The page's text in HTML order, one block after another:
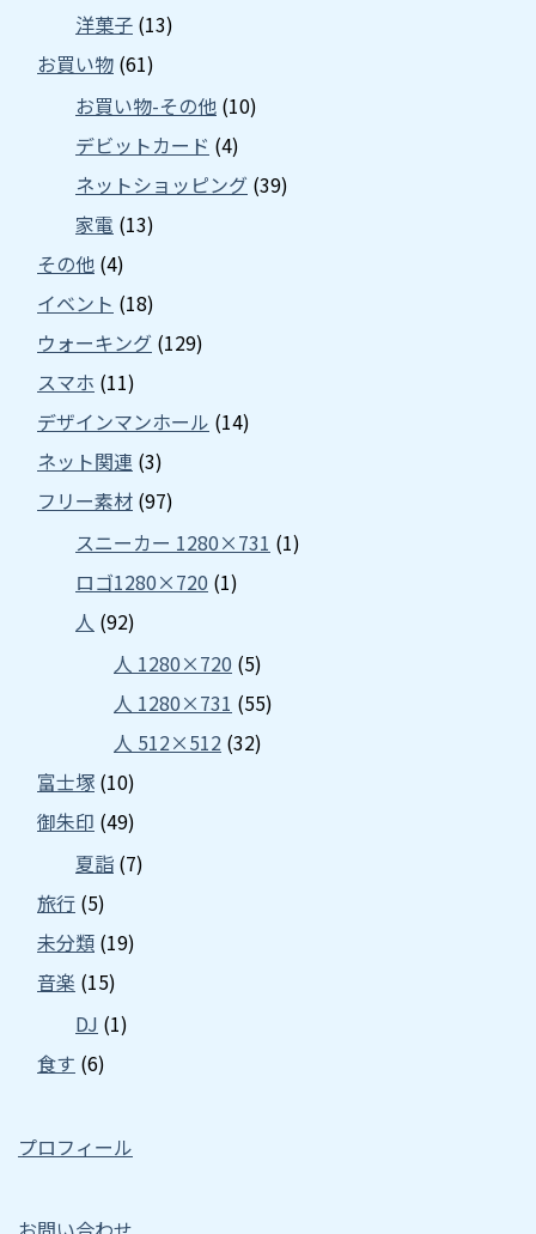
洋菓子 (13)
お買い物 (61)
お買い物-その他 (10)
デビットカード (4)
ネットショッピング (39)
家電 (13)
その他 (4)
イベント (18)
ウォーキング (129)
スマホ (11)
デザインマンホール (14)
ネット関連 (3)
フリー素材 (97)
スニーカー 1280×731 (1)
ロゴ1280×720 (1)
人 (92)
人 1280×720 (5)
人 1280×731 (55)
人 512×512 (32)
富士塚 (10)
御朱印 (49)
夏詣 (7)
旅行 (5)
未分類 (19)
音楽 (15)
DJ (1)
食す (6)
プロフィール